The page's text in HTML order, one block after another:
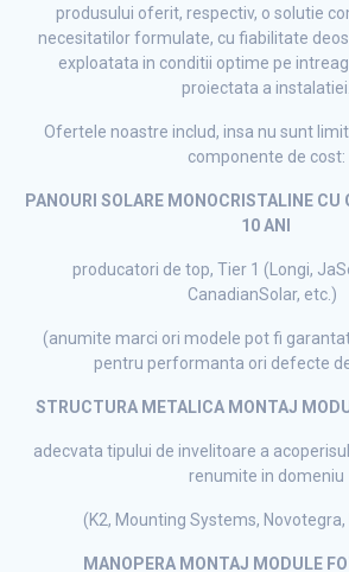
produsului oferit, respectiv, o solutie
necesitatilor formulate, cu fiabilitate
exploatata in conditii optime pe
proiectata a instalatiei.
Ofertele noastre includ, insa nu sunt
componente de cost:
PANOURI SOLARE MONOCRISTALINE CU
10 ANI
producatori de top, Tier 1 (Longi,
CanadianSolar, etc.)
(anumite marci ori modele pot fi
pentru performanta ori defecte
STRUCTURA METALICA MONTAJ
adecvata tipului de invelitoare a
renumite in domeniu
(K2, Mounting Systems, Novotegra,
MANOPERA MONTAJ MODULE